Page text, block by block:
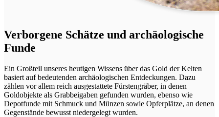
Verborgene Schätze und archäologische
Funde
Ein Großteil unseres heutigen Wissens über das Gold der Kelten
basiert auf bedeutenden archäologischen Entdeckungen. Dazu
zählen vor allem reich ausgestattete Fürstengräber, in denen
Goldobjekte als Grabbeigaben gefunden wurden, ebenso wie
Depotfunde mit Schmuck und Münzen sowie Opferplätze, an denen
Gegenstände bewusst niedergelegt wurden.